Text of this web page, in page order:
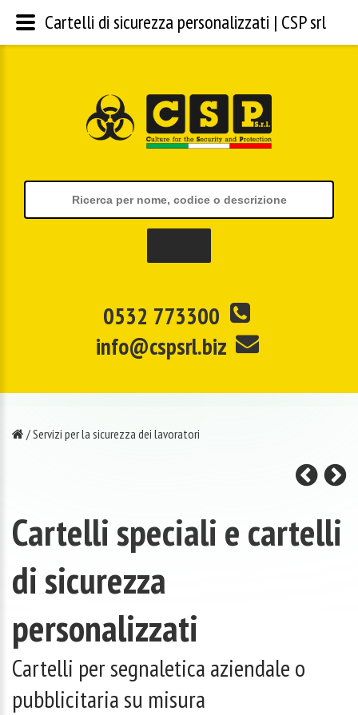
0532 773300
info@cspsrl.biz
/Servizi per la sicurezza dei lavoratori
Cartelli speciali e cartelli
di sicurezza
personalizzati
Cartelli per segnaletica aziendale o
pubblicitaria su misura
Cartelli di sicurezza personalizzati | CSP srl